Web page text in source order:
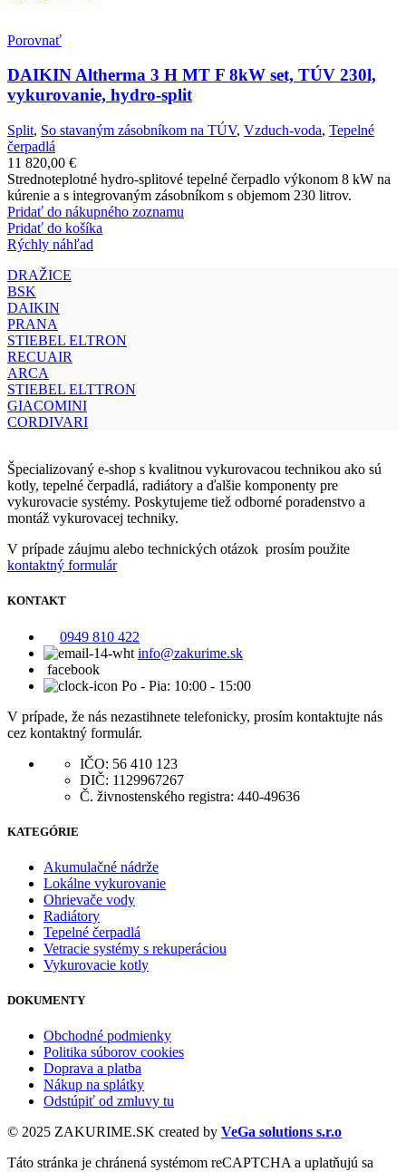
Porovnať
DAIKIN Altherma 3 H MT F 8kW set, TÚV 230l,
vykurovanie, hydro-split
Split, So stavaným zásobníkom na TÚV, Vzduch-voda, Tepelné
čerpadlá
11 820,00 €
Strednoteplotné hydro-splitové tepelné čerpadlo výkonom 8 kW na
kúrenie a s integrovaným zásobníkom s objemom 230 litrov.
Pridať do nákupného zoznamu
Pridať do košíka
Rýchly náhľad
DRAŽICE
BSK
DAIKIN
PRANA
STIEBEL ELTRON
RECUAIR
ARCA
STIEBEL ELTTRON
GIACOMINI
CORDIVARI
Špecializovaný e-shop s kvalitnou vykurovacou technikou ako sú
kotly, tepelné čerpadlá, radiátory a ďalšie komponenty pre
vykurovacie systémy. Poskytujeme tiež odborné poradenstvo a
montáž vykurovacej techniky.
V prípade záujmu alebo technických otázok prosím použite
kontaktný formulár
KONTAKT
0949 810 422
info@zakurime.sk
facebook
Po - Pia: 10:00 - 15:00
V prípade, že nás nezastihnete telefonicky, prosím kontaktujte nás
cez kontaktný formulár.
IČO: 56 410 123
DIČ: 1129967267
Č. živnostenského registra: 440-49636
KATEGÓRIE
Akumulačné nádrže
Lokálne vykurovanie
Ohrievače vody
Radiátory
Tepelné čerpadlá
Vetracie systémy s rekuperáciou
Vykurovacie kotly
DOKUMENTY
Obchodné podmienky
Politika súborov cookies
Doprava a platba
Nákup na splátky
Odstúpiť od zmluvy tu
© 2025 ZAKURIME.SK created by VeGa solutions s.r.o
Táto stránka je chránená systémom reCAPTCHA a uplatňujú sa